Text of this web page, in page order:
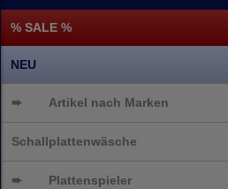
% SALE %
NEU
➨ Artikel nach Marken
Schallplattenwäsche
➨ Plattenspieler